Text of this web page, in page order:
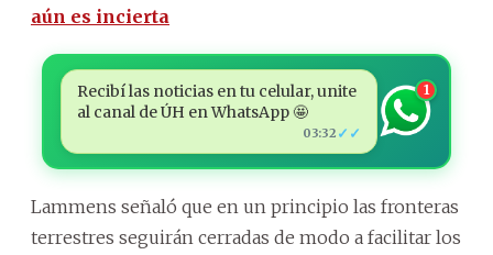
aún es incierta
Recibí las noticias en tu celular, unite
al canal de ÚH en WhatsApp 🤩
03:32 ✓✓
1
Lammens señaló que en un principio las fronteras
terrestres seguirán cerradas de modo a facilitar los